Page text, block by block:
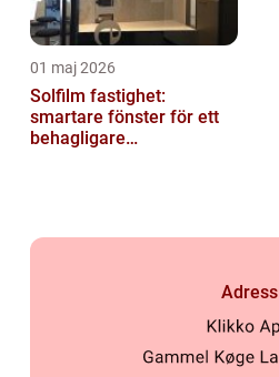
01 maj 2026
Solfilm fastighet:
smartare fönster för ett
behagligare
Adress